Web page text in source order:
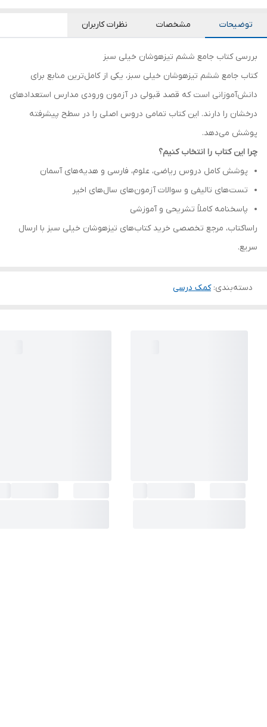
توضیحات مشخصات نظرات کاربران
بررسی کتاب جامع ششم تیزهوشان خیلی سبز
کتاب جامع ششم تیزهوشان خیلی سبز، یکی از کامل‌ترین منابع برای
دانش‌آموزانی است که قصد قبولی در آزمون ورودی مدارس استعدادهای
درخشان را دارند. این کتاب تمامی دروس اصلی را در سطح پیشرفته
پوشش می‌دهد.
چرا این کتاب را انتخاب کنیم؟
پوشش کامل دروس ریاضی، علوم، فارسی و هدیه‌های آسمان
تست‌های تالیفی و سوالات آزمون‌های سال‌های اخیر
پاسخنامه کاملاً تشریحی و آموزشی
راساکتاب، مرجع تخصصی خرید کتاب‌های تیزهوشان خیلی سبز با ارسال
سریع.
دسته‌بندی:کمک درسی